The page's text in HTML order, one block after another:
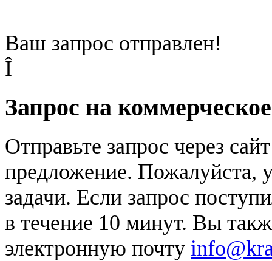
Ваш запрос отправлен!
Î
Запрос на
Отправьте запрос через
предложение. Пожалуйста,
задачи. Если запрос
в течение 10 минут. Вы
электронную почту